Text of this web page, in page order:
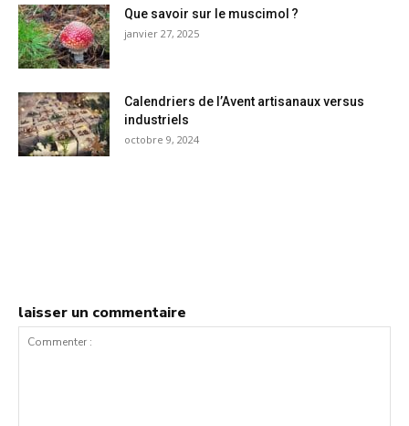
Que savoir sur le muscimol ?
janvier 27, 2025
Calendriers de l’Avent artisanaux versus
industriels
octobre 9, 2024
laisser un commentaire